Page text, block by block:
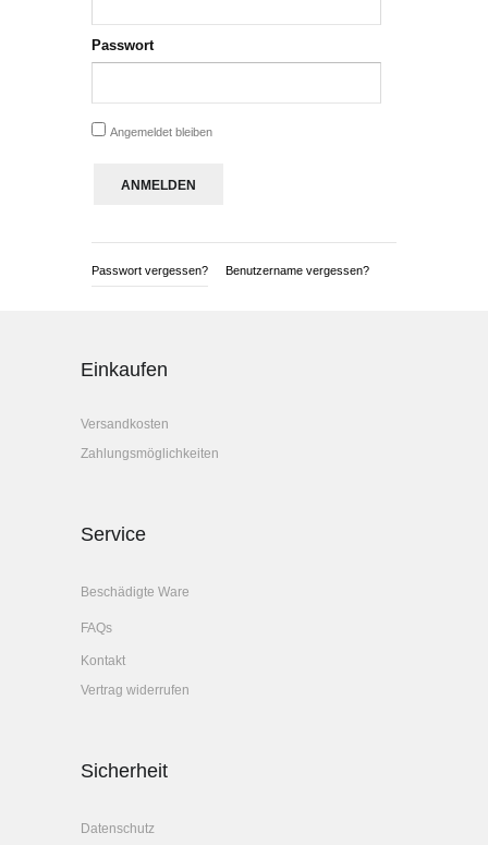
Passwort
Angemeldet bleiben
Passwort vergessen? Benutzername vergessen?
Einkaufen
Versandkosten
Zahlungsmöglichkeiten
Service
Beschädigte Ware
FAQs
Kontakt
Vertrag widerrufen
Sicherheit
Datenschutz